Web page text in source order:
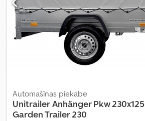
Automašīnas piekabe
UnitrailerAnhänger Pkw 230x125
Garden Trailer 230